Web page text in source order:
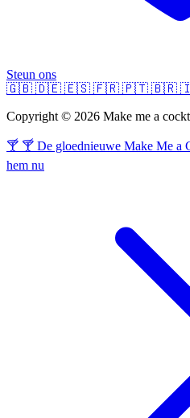
Steun ons
🇬🇧 🇩🇪 🇪🇸 🇫🇷 🇵🇹 🇧🇷
Copyright © 2026 Make me a
🍸 🍸 De gloednieuwe Make Me
hem nu